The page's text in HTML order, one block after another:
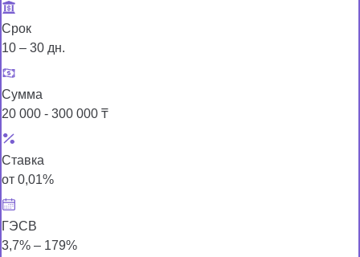
Срок
10 – 30 дн.
Сумма
20 000 - 300 000 ₸
Ставка
от 0,01%
ГЭСВ
3,7% – 179%